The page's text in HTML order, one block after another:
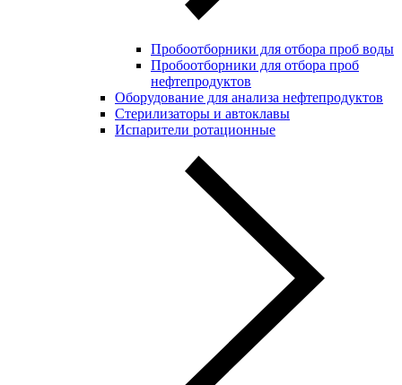
Пробоотборники для отбора проб воды
Пробоотборники для отбора проб
нефтепродуктов
Оборудование для анализа нефтепродуктов
Стерилизаторы и автоклавы
Испарители ротационные